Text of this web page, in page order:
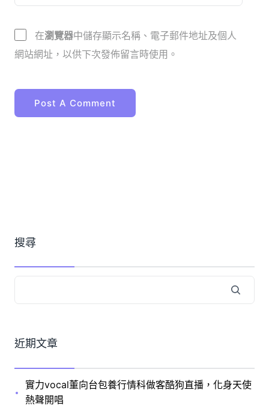
在瀏覽器中儲存顯示名稱、電子郵件地址及個人
網站網址，以供下次發佈留言時使用。
搜尋
近期文章
實力vocal董向台包養行情科做客酷狗直播，化身天使
熱聲開唱